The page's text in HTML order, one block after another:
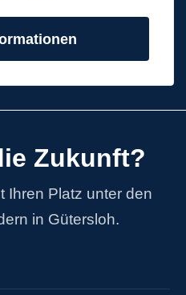
Zukunft?
Ihren Platz unter den
in Gütersloh.